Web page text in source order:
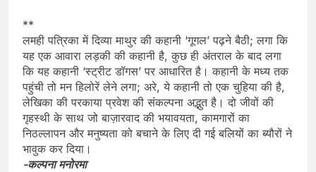
**
लमही पत्रिका में दिव्या माथुर की कहानी ‘गूगल’ पढ़ने बैठी; लगा कि
यह एक आवारा लड़की की कहानी है, कुछ ही अंतराल के बाद लगा
कि यह कहानी ‘स्ट्रीट डॉगस’ पर आधारित है। कहानी के मध्य तक
पहुंची तो मन हिलोरें लेने लगा; अरे, ये कहानी तो एक चुहिया की है,
लेखिका की परकाया प्रवेश की संकल्पना अद्भुत है। दो जीवों की
गृहस्थी के साथ जो बाज़ारवाद की भयावयता, कामगारों का
निठल्लापन और मनुष्यता को बचाने के लिए दी गई बलियों का ब्यौरों ने
भावुक कर दिया।
-कल्पना मनोरमा